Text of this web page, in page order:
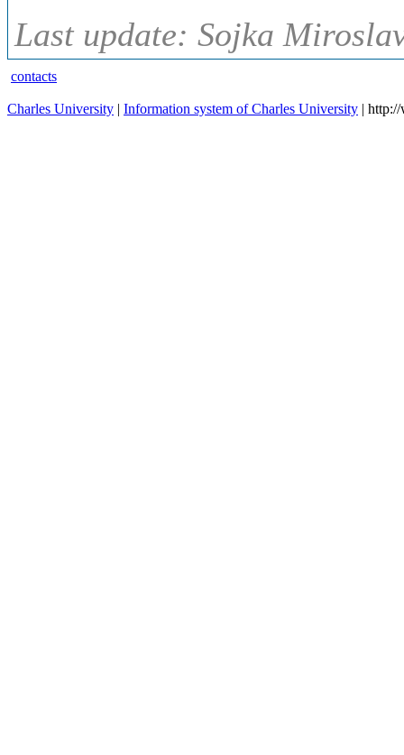
Last update: Sojka
contacts
Charles University | Information system of Charles University |